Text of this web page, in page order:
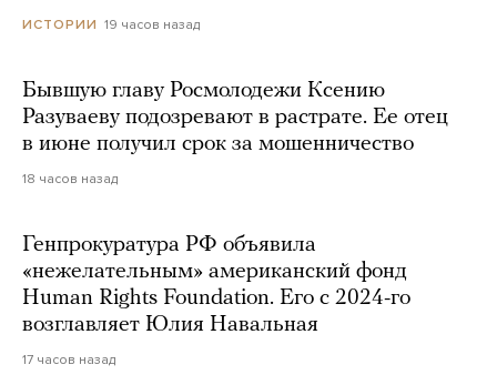
ИСТОРИИ 19 часов назад
Бывшую главу Росмолодежи Ксению
Разуваеву подозревают в растрате. Ее отец
в июне получил срок за мошенничество
18 часов назад
Генпрокуратура РФ объявила
«нежелательным» американский фонд
Human Rights Foundation. Его с 2024-го
возглавляет Юлия Навальная
17 часов назад